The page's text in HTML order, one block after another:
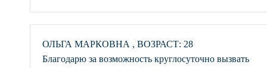
ОЛЬГА МАРКОВНА , ВОЗРАСТ: 28
Благодарю за возможность круглосуточно вызвать